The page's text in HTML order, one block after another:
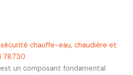
chauffe-eau, chaudière et
78730
un composant fondamental